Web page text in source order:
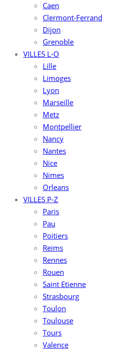
Caen
Clermont-Ferrand
Dijon
Grenoble
VILLES L-O
Lille
Limoges
Lyon
Marseille
Metz
Montpellier
Nancy
Nantes
Nice
Nimes
Orleans
VILLES P-Z
Paris
Pau
Poitiers
Reims
Rennes
Rouen
Saint Etienne
Strasbourg
Toulon
Toulouse
Tours
Valence